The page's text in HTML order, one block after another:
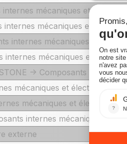
mécaniques et
internes mécaniques et
internes mécaniques et
internes mécaniques et
-> Composants internes
mécaniques et électroniques
mécaniques et
internes mécaniques et
externe